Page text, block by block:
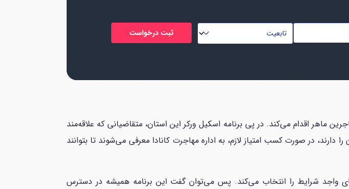
اقدام می‌کند. در پی برنامه اسکیل ورکر این استان، متقاضیانی که علاقه‌مند
دارند، در صورت کسب امتیاز لازم، به اداره مهاجرت کانادا معرفی می‌شوند تا بتوانند
واجد شرایط را انتخاب می‌کند. پس می‌توان گفت این برنامه همیشه در دسترس